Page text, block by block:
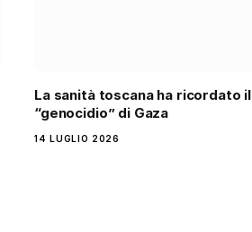
La sanità toscana ha ricordato il
“genocidio” di Gaza
14 LUGLIO 2026